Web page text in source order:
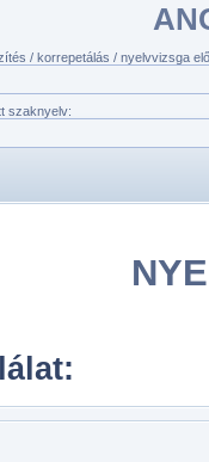
/ korrepetálás / nyelvvizsga
szaknyelv: